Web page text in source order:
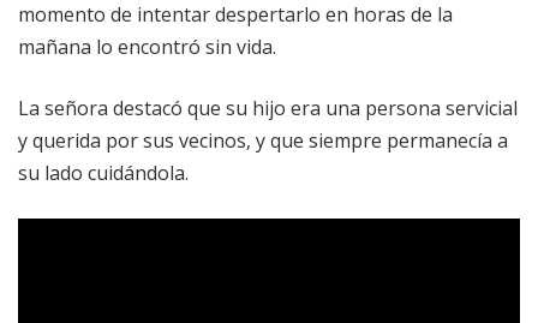
momento de intentar despertarlo en horas de la
mañana lo encontró sin vida.
La señora destacó que su hijo era una persona servicial
y querida por sus vecinos, y que siempre permanecía a
su lado cuidándola.